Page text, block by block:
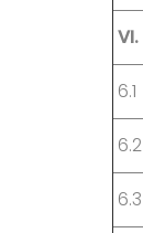
VI.
6.1
6.2
6.3